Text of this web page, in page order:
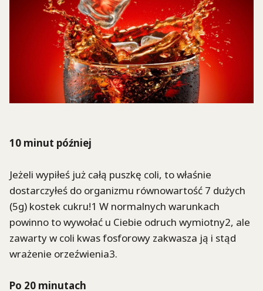
10 minut później
Jeżeli wypiłeś już całą puszkę coli, to właśnie
dostarczyłeś do organizmu równowartość 7 dużych
(5g) kostek cukru!1 W normalnych warunkach
powinno to wywołać u Ciebie odruch wymiotny2, ale
zawarty w coli kwas fosforowy zakwasza ją i stąd
wrażenie orzeźwienia3.
Po 20 minutach